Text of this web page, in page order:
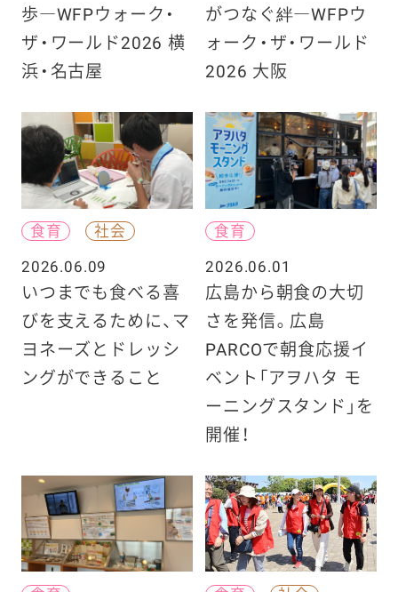
歩―WFPウォーク・
ザ・ワールド2026 横
浜・名古屋
がつなぐ絆―WFPウ
ォーク・ザ・ワールド
2026 大阪
食育
社会
2026.06.09
いつまでも食べる喜
びを支えるために、マ
ヨネーズとドレッシ
ングができること
食育
2026.06.01
広島から朝食の大切
さを発信。広島
PARCOで朝食応援イ
ベント「アヲハタ モ
ーニングスタンド」を
開催！